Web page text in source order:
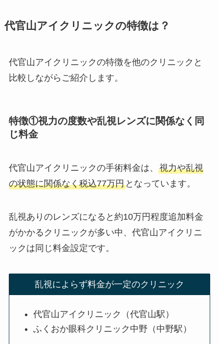
代官山アイクリニックの特徴は？
代官山アイクリニックの特徴を他のクリニックと
比較しながらご紹介します。
特徴①視力の度数や乱視レンズに関係なく同
じ料金
代官山アイクリニックの手術料金は、 視力や乱視
の状態に関係なく税込77万円となっています。
乱視ありのレンズになると約10万円程度追加料金
がかかるクリニックが多い中、 代官山アイクリニ
ックは同じ料金設定です。
乱視によらず料金が一定のクリニック
代官山アイクリニック（代官山駅）
ふくおか眼科クリニック中野（中野駅）